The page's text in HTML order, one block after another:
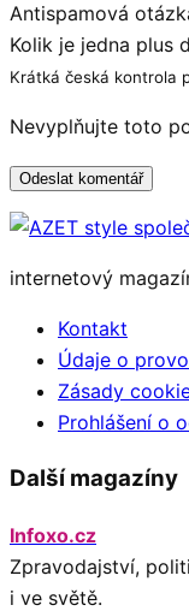
Antispamová
Kolik je jedna plus
Krátká česká kontrola
Nevyplňujte toto
Odeslat komentář
internetový
Kontakt
Údaje o
Zásady
Prohlášení o
Další magazíny
Infoxo.cz
Zpravodajství,
i ve světě.